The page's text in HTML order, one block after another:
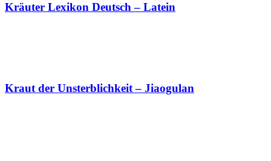
Kräuter Lexikon Deutsch – Latein
Kraut der Unsterblichkeit – Jiaogulan